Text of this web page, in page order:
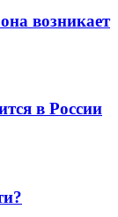
возникает
в России